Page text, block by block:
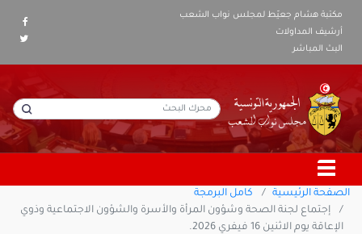
مكتبة هشام جعيّط لمجلس نواب الشعب
أرشيف المداولات
البث المباشر
الصفحة الرئيسية
كامل البرمجة
إجتماع لجنة الصحة وشؤون المرأة والأسرة والشؤون الاجتماعية وذوي
الإعاقة يوم الاثنين 16 فيفري 2026.